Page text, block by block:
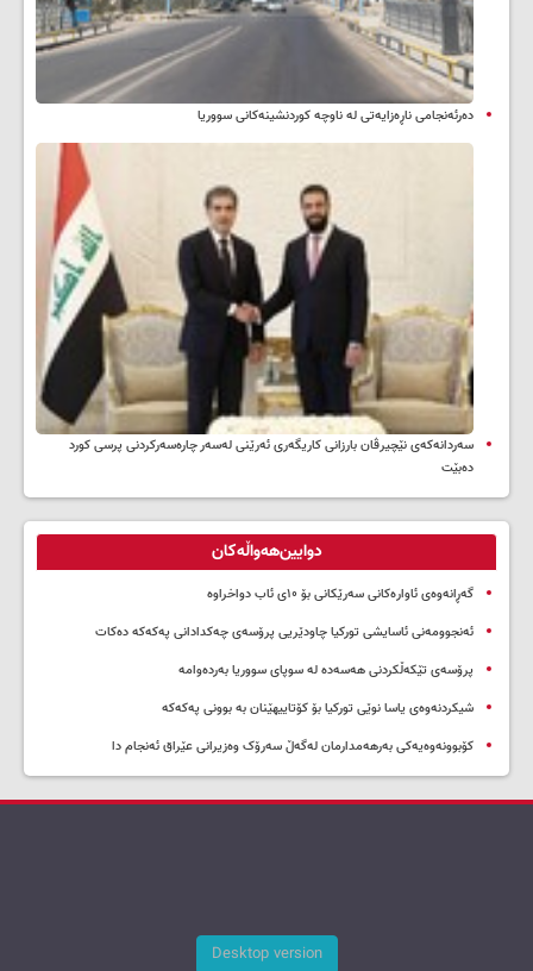
دەرئەنجامی ناڕەزایەتی لە ناوچە کوردنشینەکانی سووریا
سه‌ردانه‌کەی نێچیرڤان بارزانی كاریگه‌ری ئه‌رێنی له‌سه‌ر چاره‌سه‌ركردنی پرسی كورد
ده‌بێت
دوایین‌هەواڵەکان
گەڕانەوەی ئاوارەکانی سەرێکانی بۆ ۱۰ی ئاب دواخراوە
ئەنجوومەنی ئاسایشی تورکیا چاودێریی پرۆسەی چەکدادانی پەکەکە دەکات
پرۆسەی تێکەڵکردنی هەسەدە لە سوپای سووریا بەردەوامە
شیکردنەوەی یاسا نوێی تورکیا بۆ کۆتاییهێنان بە بوونی پەکەکە
کۆبوونەوەیەکی بەرهەمدارمان لەگەڵ سەرۆک وەزیرانی عێراق ئەنجام دا
Desktop version